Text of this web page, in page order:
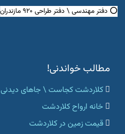
⭕ دفتر مهندسی \ دفتر طراحی ۹۲۰ مازندران
مطالب خواندنی!
کلاردشت کجاست \ جاهای دیدنی
خانه ارواح کلاردشت
قیمت زمین در کلاردشت